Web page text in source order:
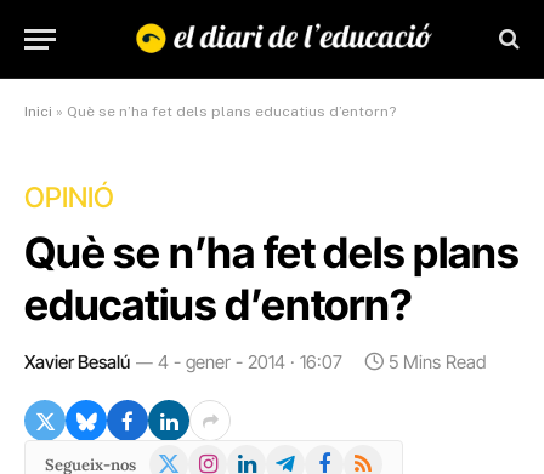
Inici » Què se n’ha fet dels plans educatius d’entorn?
OPINIÓ
Què se n’ha fet dels plans
educatius d’entorn?
Xavier Besalú 4 - gener - 2014 · 16:07 5 Mins Read
Segueix-nos
X
Instagram
LinkedInTelegramFacebook
RSS